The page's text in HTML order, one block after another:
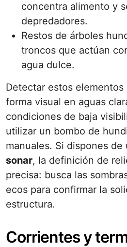
concentra alimento y
depredadores.
Restos de árboles
troncos que actúan
agua dulce.
Detectar estos
forma visual en aguas
condiciones de baja
utilizar un bombo de
manuales. Si dispones de
sonar, la definición de
precisa: busca las
ecos para confirmar la
estructura.
Corrientes y